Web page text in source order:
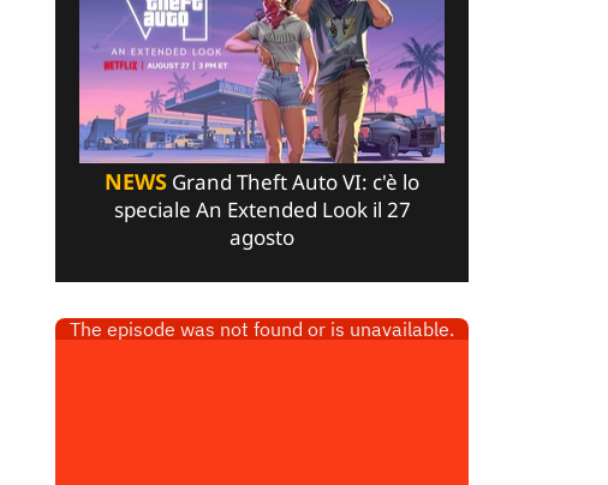
NEWS Grand Theft Auto VI: c'è lo
speciale An Extended Look il 27
agosto